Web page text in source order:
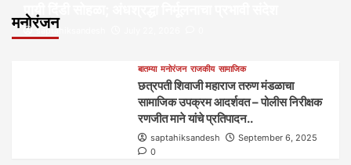
मनोरंजन
पायी दिंडी सोहळा; अंधश्रद्धा निर्मूलनाचा प्रभावी संदेश
saptahiksandesh
बातम्या मनोरंजन राजकीय सामाजिक
छत्रपती शिवाजी महाराज तरुण मंडळाचा
सामाजिक उपक्रम आदर्शवत – पोलीस निरीक्षक
रणजीत माने यांचे प्रतिपादन..
saptahiksandesh
September 6, 2025
0